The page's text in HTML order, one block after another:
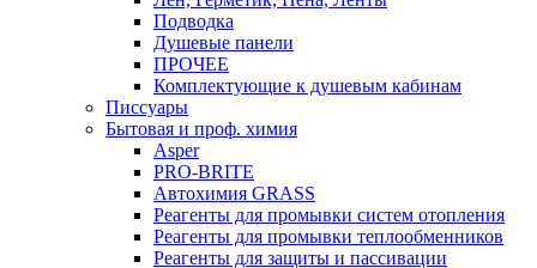
Подводка
Душевые панели
ПРОЧЕЕ
Комплектующие к душевым кабинам
Писсуары
Бытовая и проф. химия
Asper
PRO-BRITE
Автохимия GRASS
Реагенты для промывки систем отопления
Реагенты для промывки теплообменников
Реагенты для защиты и пассивации